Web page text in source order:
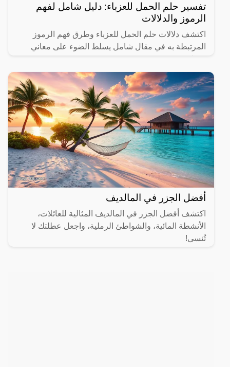
تفسير حلم الحمل للعزباء: دليل شامل لفهم
الرموز والدلالات
اكتشف دلالات حلم الحمل للعزباء وطرق فهم الرموز
المرتبطة به في مقال شامل يسلط الضوء على معاني
أفضل الجزر في المالديف
اكتشف أفضل الجزر في المالديف المثالية للعائلات،
الأنشطة المائية، والشواطئ الرملية، واجعل عطلتك لا
تُنسى!